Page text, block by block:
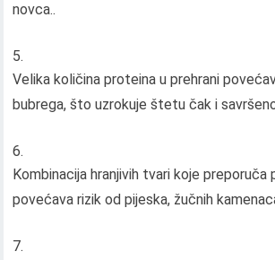
novca..
Velika količina proteina u prehrani
bubrega, što uzrokuje štetu čak i
Kombinacija hranjivih tvari koje preporuča
povećava rizik od pijeska, žučnih